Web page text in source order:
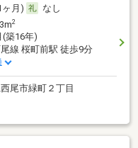
ヶ月)
なし
2
(築16年)
線 桜町前駅 徒歩9分
尾市緑町２丁目